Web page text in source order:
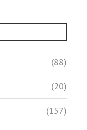
(88)
(20)
(157)